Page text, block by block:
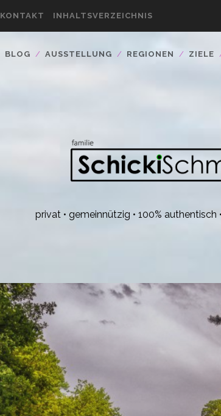
KONTAKT INHALTSVERZEICHNIS
BLOG AUSSTELLUNG REGIONEN ZIELE
privat • gemeinnützig • 100% authentisch